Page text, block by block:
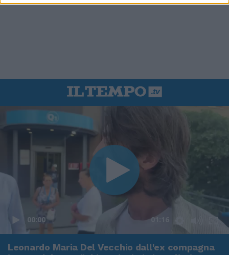
00:00 01:16
Leonardo Maria Del Vecchio dall'ex compagna